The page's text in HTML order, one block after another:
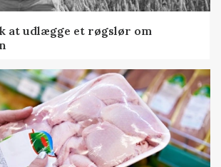
at udlægge et røgslør om